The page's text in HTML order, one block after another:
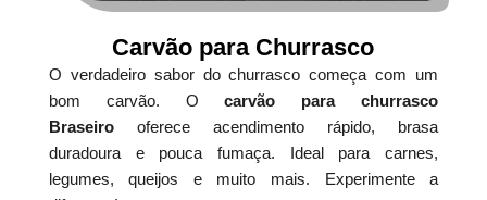
Carvão para Churrasco
O verdadeiro sabor do churrasco começa com um
bom carvão. Ocarvão para churrasco
Braseirooferece acendimento rápido, brasa
duradoura e pouca fumaça. Ideal para carnes,
legumes, queijos e muito mais. Experimente a